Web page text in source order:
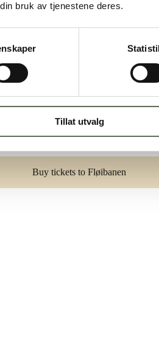
bruk av tjenestene deres.
Tillat utvalg
Book a table
Wine list
Buy tickets to Fløibanen